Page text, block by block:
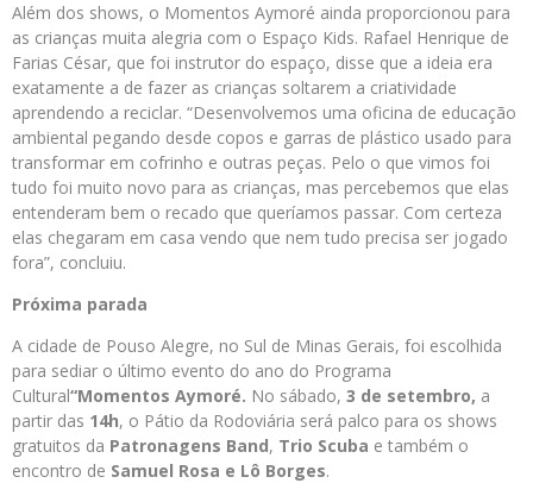
Além dos shows, o Momentos Aymoré ainda proporcionou para
as crianças muita alegria com o Espaço Kids. Rafael Henrique de
Farias César, que foi instrutor do espaço, disse que a ideia era
exatamente a de fazer as crianças soltarem a criatividade
aprendendo a reciclar. “Desenvolvemos uma oficina de educação
ambiental pegando desde copos e garras de plástico usado para
transformar em cofrinho e outras peças. Pelo o que vimos foi
tudo foi muito novo para as crianças, mas percebemos que elas
entenderam bem o recado que queríamos passar. Com certeza
elas chegaram em casa vendo que nem tudo precisa ser jogado
fora”, concluiu.
Próxima parada
A cidade de Pouso Alegre, no Sul de Minas Gerais, foi escolhida
para sediar o último evento do ano do Programa
Cultural“Momentos Aymoré. No sábado, 3 de setembro, a
partir das 14h, o Pátio da Rodoviária será palco para os shows
gratuitos da Patronagens Band, Trio Scuba e também o
encontro de Samuel Rosa e Lô Borges.